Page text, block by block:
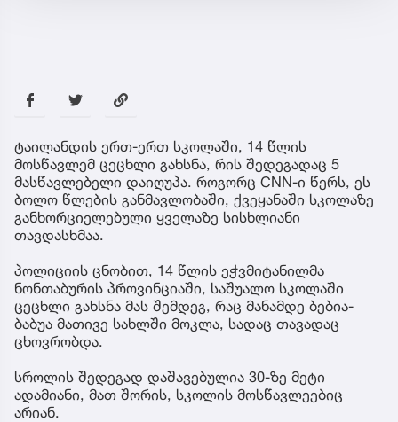
ტაილანდის ერთ-ერთ სკოლაში, 14 წლის
მოსწავლემ ცეცხლი გახსნა, რის შედეგადაც 5
მასწავლებელი დაიღუპა. როგორც CNN-ი წერს, ეს
ბოლო წლების განმავლობაში, ქვეყანაში სკოლაზე
განხორციელებული ყველაზე სისხლიანი
თავდასხმაა.
პოლიციის ცნობით, 14 წლის ეჭვმიტანილმა
ნონთაბურის პროვინციაში, საშუალო სკოლაში
ცეცხლი გახსნა მას შემდეგ, რაც მანამდე ბებია-
ბაბუა მათივე სახლში მოკლა, სადაც თავადაც
ცხოვრობდა.
სროლის შედეგად დაშავებულია 30-ზე მეტი
ადამიანი, მათ შორის, სკოლის მოსწავლეებიც
არიან.